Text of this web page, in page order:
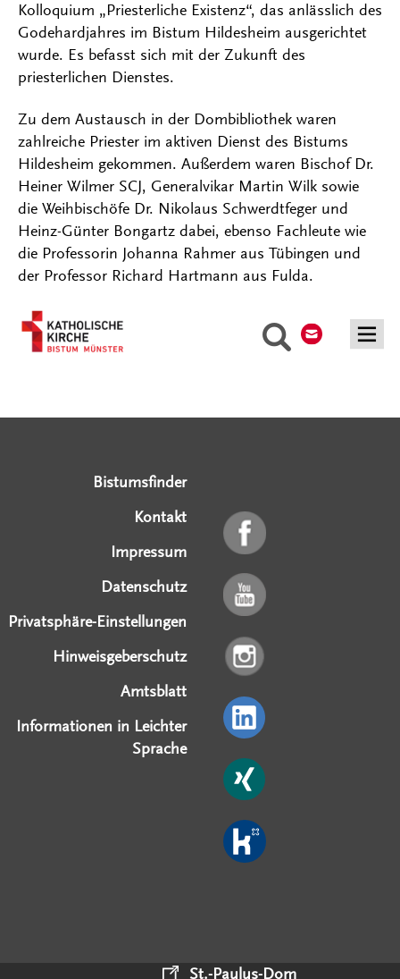
Suche
Kolloquium „Priesterliche Existenz“, das anlässlich des
Godehardjahres im Bistum Hildesheim ausgerichtet
wurde. Es befasst sich mit der Zukunft des
priesterlichen Dienstes.
Zu dem Austausch in der Dombibliothek waren
zahlreiche Priester im aktiven Dienst des Bistums
Hildesheim gekommen. Außerdem waren Bischof Dr.
Heiner Wilmer SCJ, Generalvikar Martin Wilk sowie
die Weihbischöfe Dr. Nikolaus Schwerdtfeger und
Heinz-Günter Bongartz dabei, ebenso Fachleute wie
die Professorin Johanna Rahmer aus Tübingen und
der Professor Richard Hartmann aus Fulda.
Bistumsfinder
Kontakt
Impressum
Datenschutz
Privatsphäre-Einstellungen
Hinweisgeberschutz
Amtsblatt
Informationen in Leichter
Sprache
St.-Paulus-Dom